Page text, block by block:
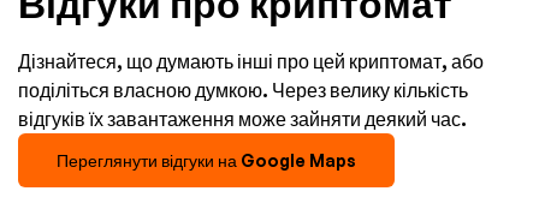
Дізнайтеся, що думають інші про цей криптомат, або
поділіться власною думкою. Через велику кількість
відгуків їх завантаження може зайняти деякий час.
Переглянути відгуки на Google Maps